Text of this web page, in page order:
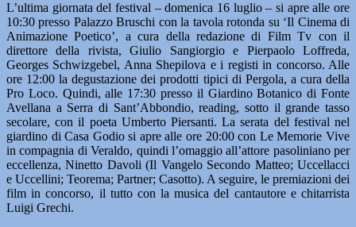
L’ultima giornata del festival – domenica 16 luglio – si apre alle ore
10:30 presso Palazzo Bruschi con la tavola rotonda su ‘Il Cinema di
Animazione Poetico’, a cura della redazione di Film Tv con il
direttore della rivista, Giulio Sangiorgio e Pierpaolo Loffreda,
Georges Schwizgebel, Anna Shepilova e i registi in concorso. Alle
ore 12:00 la degustazione dei prodotti tipici di Pergola, a cura della
Pro Loco. Quindi, alle 17:30 presso il Giardino Botanico di Fonte
Avellana a Serra di Sant’Abbondio, reading, sotto il grande tasso
secolare, con il poeta Umberto Piersanti. La serata del festival nel
giardino di Casa Godio si apre alle ore 20:00 con Le Memorie Vive
in compagnia di Veraldo, quindi l’omaggio all’attore pasoliniano per
eccellenza, Ninetto Davoli (Il Vangelo Secondo Matteo; Uccellacci
e Uccellini; Teorema; Partner; Casotto). A seguire, le premiazioni dei
film in concorso, il tutto con la musica del cantautore e chitarrista
Luigi Grechi.